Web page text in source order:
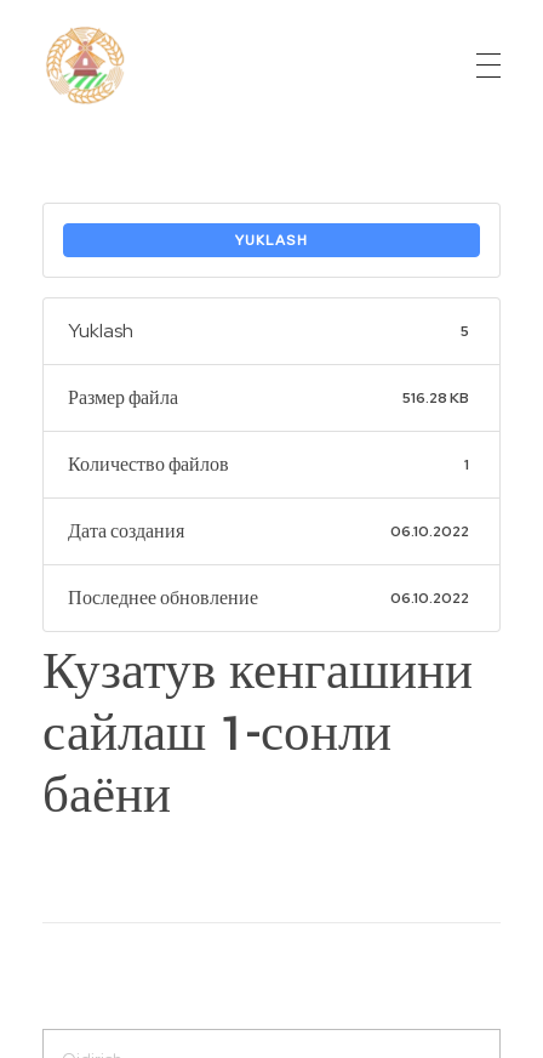
YUKLASH
Yuklash 5
Размер файла 516.28 KB
Количество файлов 1
Дата создания 06.10.2022
Последнее обновление 06.10.2022
Кузатув кенгашини
сайлаш 1-сонли
баёни